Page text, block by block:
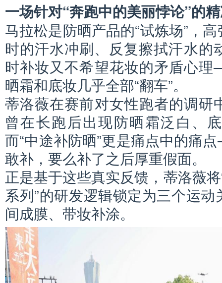
一场针对“奔跑中的美丽悖论”的
马拉松是防晒产品的“试炼场”，
时的汗水冲刷、反复擦拭汗水的
时补妆又不希望花妆的矛盾心
晒霜和底妆几乎全部“翻车”。
蒂洛薇在赛前对女性跑者的调研
曾在长跑后出现防晒霜泛白、
而“中途补防晒”更是痛点中的痛
敢补，要么补了之后厚重假面。
正是基于这些真实反馈，蒂洛薇
系列”的研发逻辑锁定为三个运
间成膜、带妆补涂。